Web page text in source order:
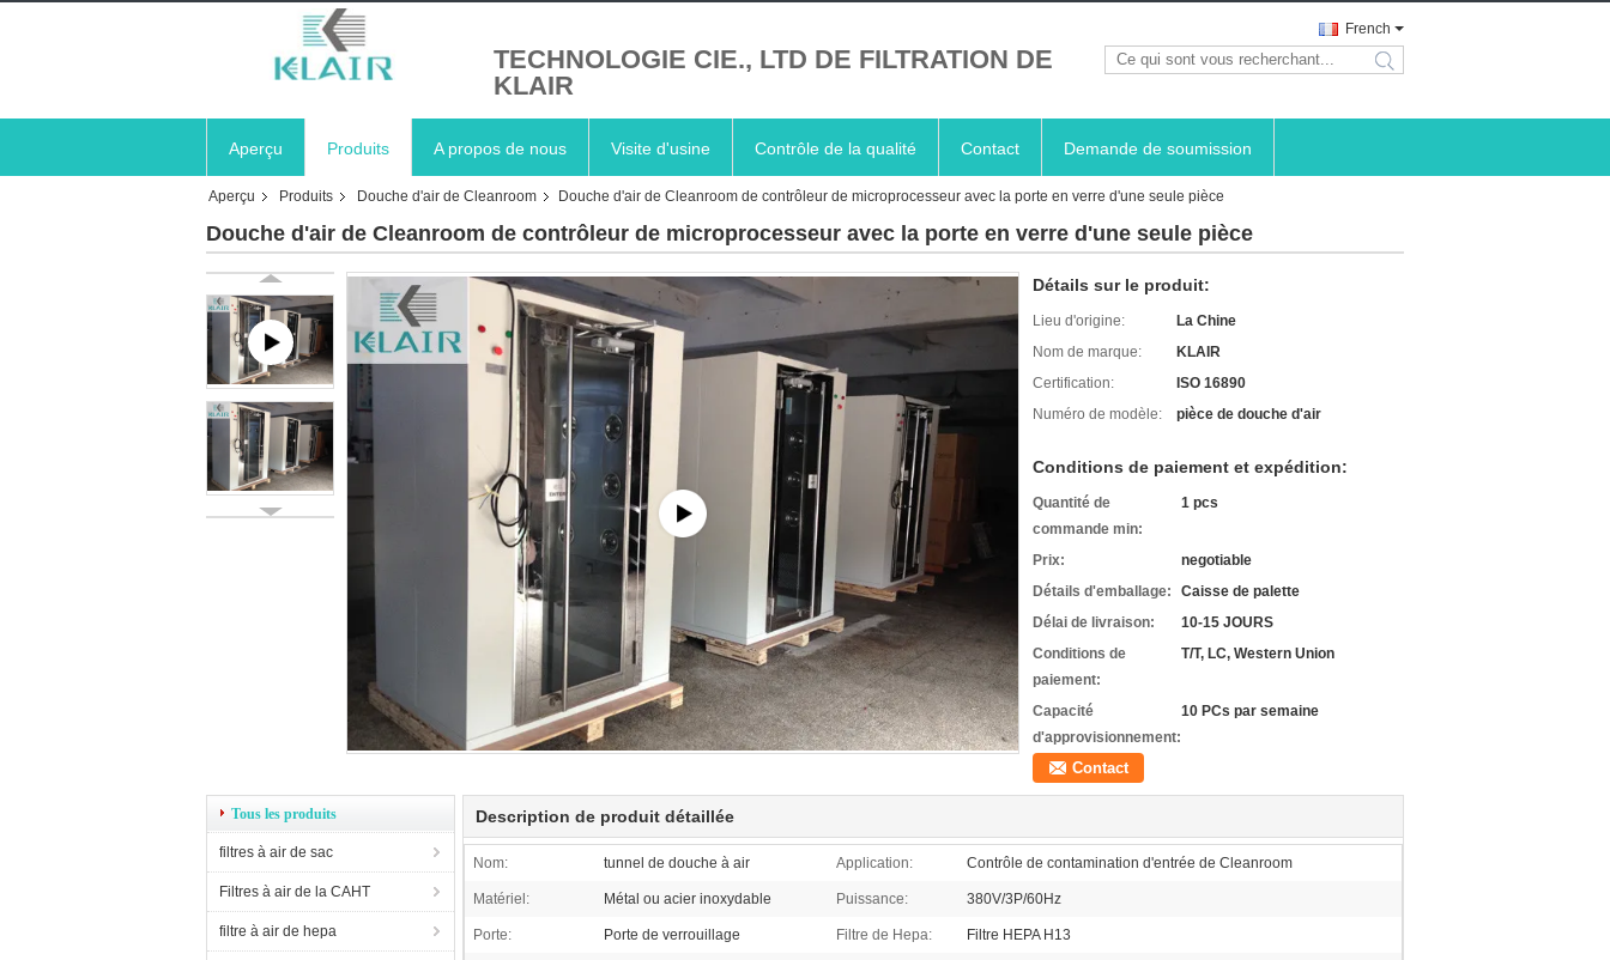
TECHNOLOGIE CIE., LTD DE FILTRATION DE
KLAIR
French
search
Aperçu Produits A propos de nous Visite d'usine Contrôle de la qualité Contact Demande de soumission
Aperçu Produits Douche d'air de Cleanroom Douche d'air de Cleanroom de contrôleur de microprocesseur avec la porte en verre d'une seule pièce
Douche d'air de Cleanroom de contrôleur de microprocesseur avec la porte en verre d'une seule pièce
Détails sur le produit:
Lieu d'origine:
La Chine
Nom de marque:
KLAIR
Certification:
ISO 16890
Numéro de modèle:
pièce de douche d'air
Conditions de paiement et expédition:
Quantité de
commande min:
1 pcs
Prix:
negotiable
Détails d'emballage:
Caisse de palette
Délai de livraison:
10-15 JOURS
Conditions de
paiement:
T/T, LC, Western Union
Capacité
d'approvisionnement:
10 PCs par semaine
Contact
Tous les produits
filtres à air de sac
Filtres à air de la CAHT
filtre à air de hepa
Description de produit détaillée
Nom: tunnel de douche à air Application: Contrôle de contamination d'entrée de Cleanroom
Matériel: Métal ou acier inoxydable Puissance: 380V/3P/60Hz
Porte: Porte de verrouillage Filtre de Hepa: Filtre HEPA H13